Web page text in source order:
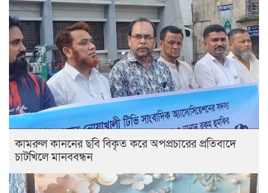
কামরুল কাননের ছবি বিকৃত করে অপপ্রচারের প্রতিবাদে
চাটখিলে মানববন্ধন